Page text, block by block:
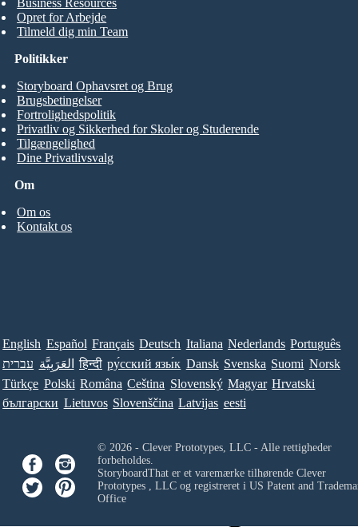
Opret for Arbejde
Tilmeld dig min Team
Om
Om os
Kontakt os
Politikker
Storyboard Ophavsret og Brug
Brugsbetingelser
Fortrolighedspolitik
Privatliv og Sikkerhed for Skoler og Studerende
Tilgængelighed
Dine Privatlivsvalg
English Español Français Deutsch Italiana Nederlands Português
עברית العَرَبِيَّة हिन्दी ру́сский язы́к Dansk Svenska Suomi Norsk
Türkçe Polski Româna Ceština Slovenský Magyar Hrvatski
български Lietuvos Slovenščina Latvijas eesti
© 2026 - Clever Prototypes, LLC - Alle rettigheder
forbeholdes.
StoryboardThat er et varemærke tilhørende Clever
Prototypes , LLCog registreret i US Patent and
Office